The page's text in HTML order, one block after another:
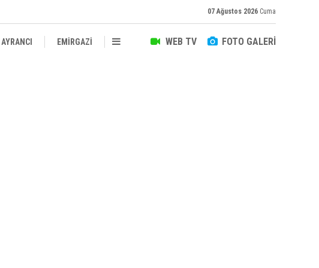
07 Ağustos 2026 Cuma
WEB TV FOTO GALERİ
AYRANCI EMİRGAZİ